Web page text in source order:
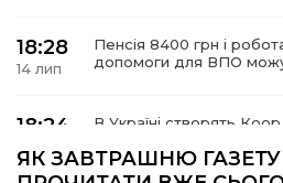
18:28
14 лип
Пенсія 8400 грн і
допомоги для ВПО
18:24
В Україні створять
кордону
ЯК ЗАВТРАШНЮ ГАЗЕТУ